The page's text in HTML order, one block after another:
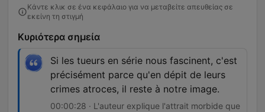
Κάντε κλικ σε ένα κεφάλαιο για να μεταβείτε απευθείας σε
εκείνη τη στιγμή
Κυριότερα σημεία
Si les tueurs en série nous fascinent, c'est
précisément parce qu'en dépit de leurs
crimes atroces, il reste à notre image.
00:00:28 · L'auteur explique l'attrait morbide que